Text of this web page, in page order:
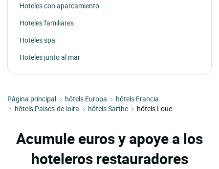
Hoteles con aparcamiento
Hoteles familiares
Hoteles spa
Hoteles junto al mar
Pàgina principal hôtels Europa
hôtels Francia
hôtels Paises-de-loira
hôtels Sarthe hôtels Loue
Acumule euros y apoye a los
hoteleros restauradores